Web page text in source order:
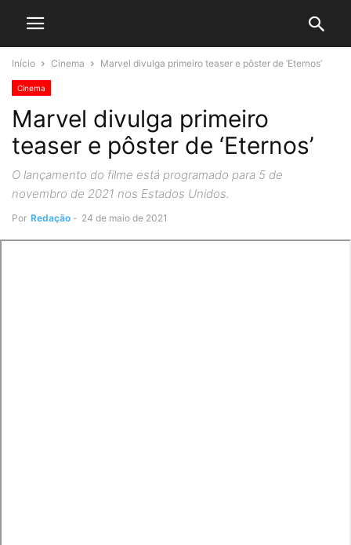
Início Cinema Marvel divulga primeiro teaser e pôster de ‘Eternos’
Cinema
Marvel divulga primeiro
teaser e pôster de ‘Eternos’
O lançamento do filme está programado para 5 de
novembro de 2021 nos Estados Unidos.
Por Redação - 24 de maio de 2021